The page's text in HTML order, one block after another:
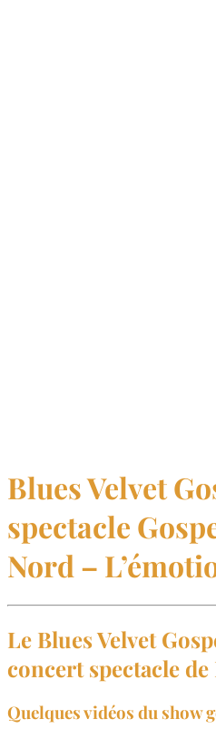
Blues Velvet
spectacle
Nord –
Le Blues Velvet
concert spectacle
Quelques vidéos du show